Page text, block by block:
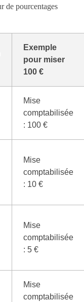
de pourcentages
Exemple
pour miser
100 €
Mise
comptabilisée
: 100 €
Mise
comptabilisée
: 10 €
Mise
comptabilisée
: 5 €
Mise
comptabilisée